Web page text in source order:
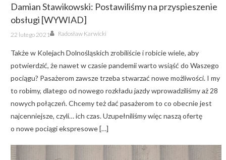
Damian Stawikowski: Postawiliśmy na przyspieszenie
obsługi [WYWIAD]
Posted
on
22 lutego 2021 Author
Radosław Karwicki
Także w Kolejach Dolnośląskich zrobiliście i robicie wiele, aby
potwierdzić, że nawet w czasie pandemii warto wsiąść do Waszego
pociągu? Pasażerom zawsze trzeba stwarzać nowe możliwości. I my
to robimy, dlatego od nowego rozkładu jazdy wprowadziliśmy aż 28
nowych połączeń. Chcemy też dać pasażerom to co obecnie jest
najcenniejsze, czyli… ich czas. Uzupełniliśmy więc naszą ofertę
o nowe pociągi ekspresowe […]